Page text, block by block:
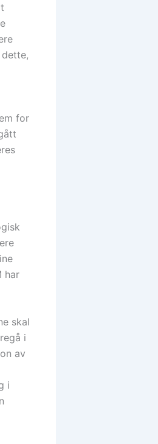
for
har
skal
i
av
i